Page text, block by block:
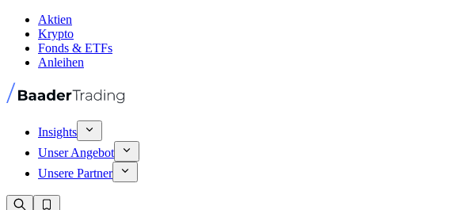
Aktien
Krypto
Fonds & ETFs
Anleihen
Insights
Unser Angebot
Unsere Partner